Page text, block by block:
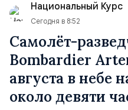
услу...Национальный Курс
Сегодня в 8:52
Самолёт-
Bombardier
августа в небе
около девяти